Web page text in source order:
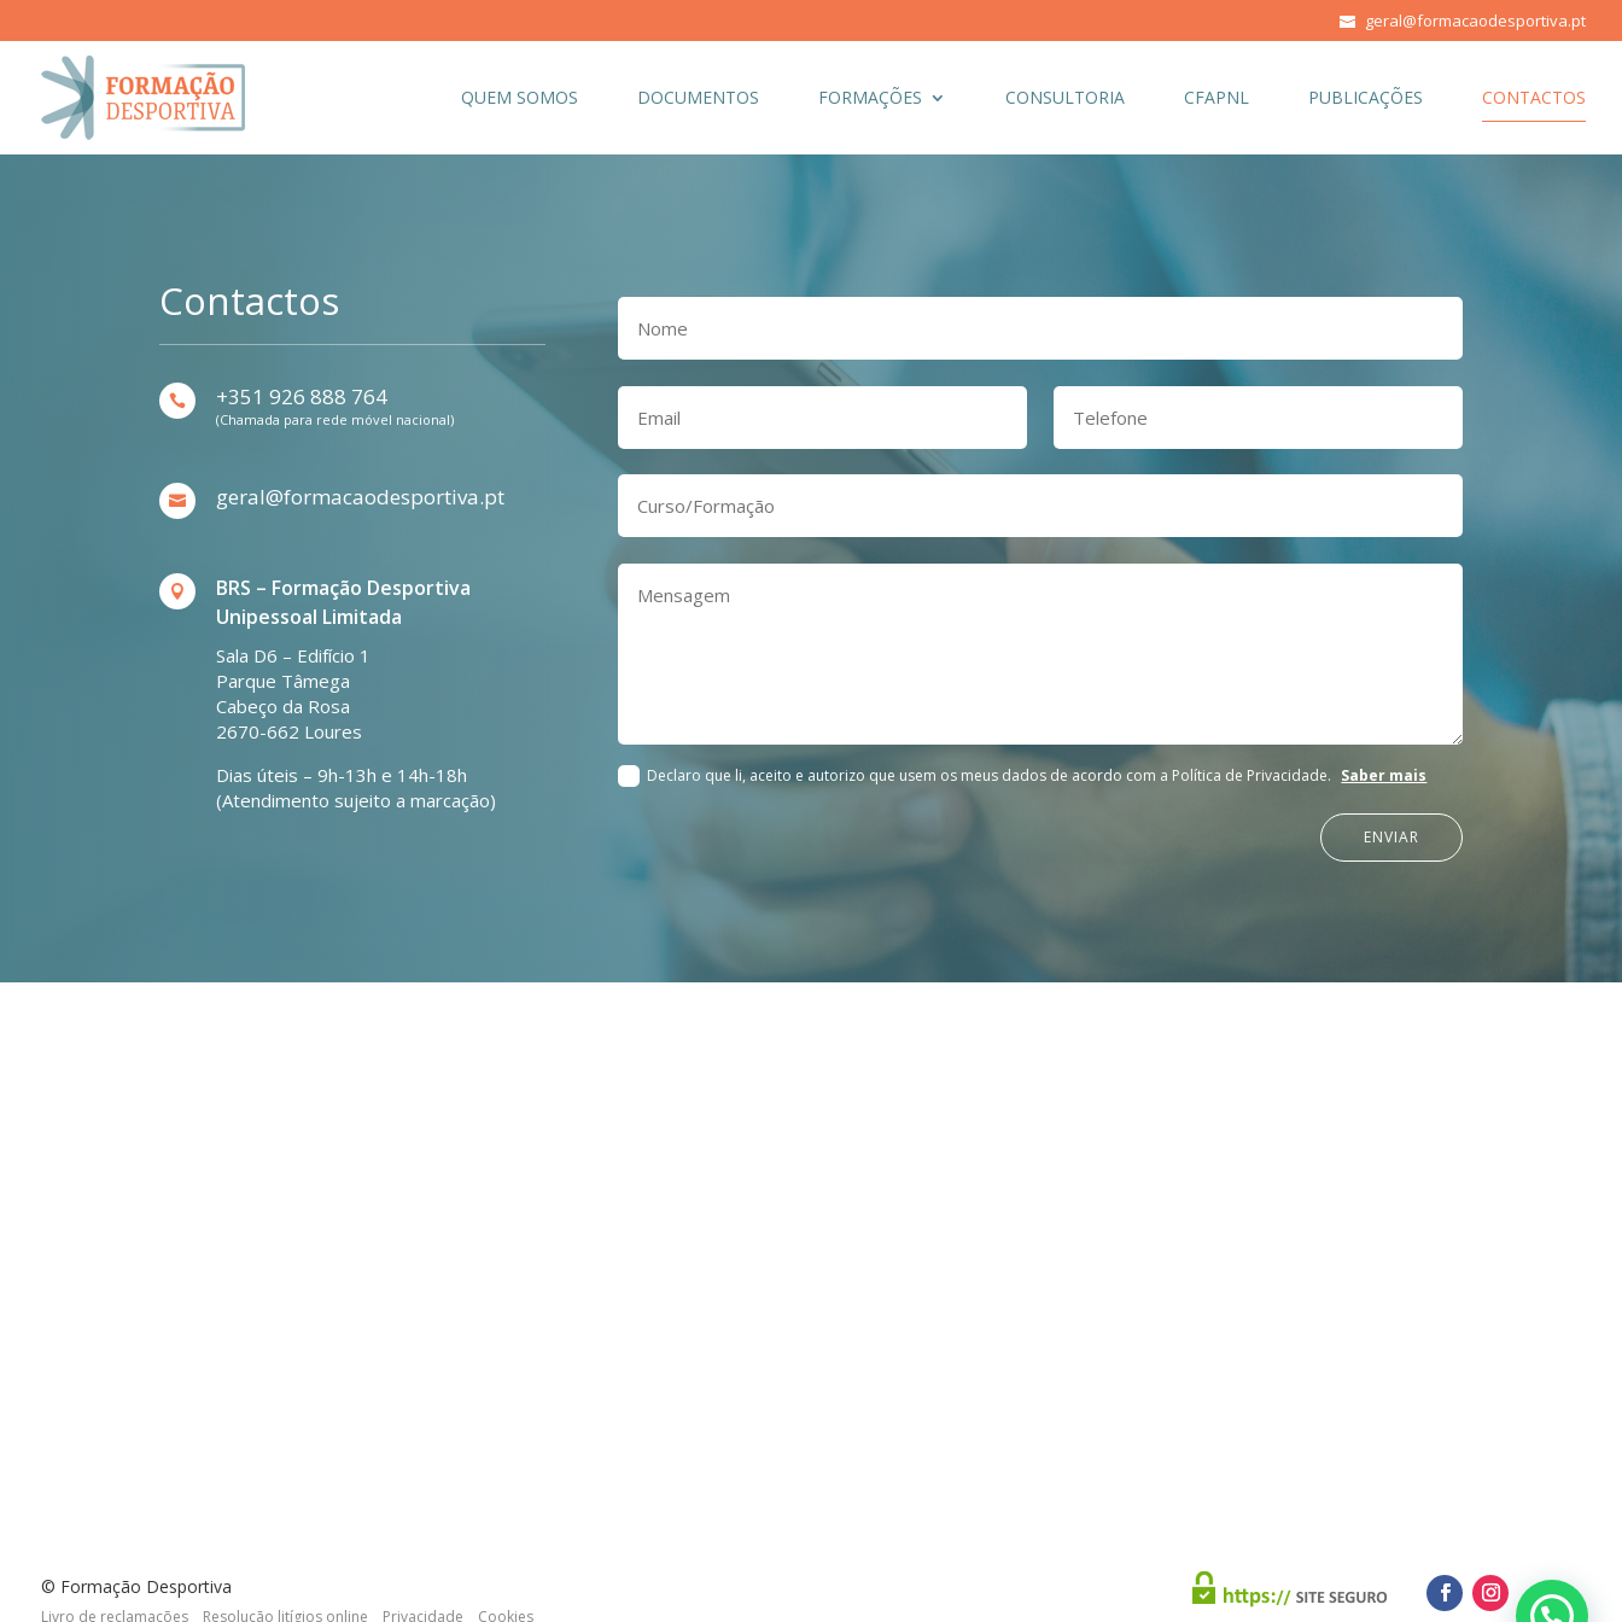
geral@formacaodesportiva.pt
QUEM SOMOS DOCUMENTOS FORMAÇÕES CONSULTORIA CFAPNL PUBLICAÇÕES CONTACTOS
Contactos
 +351 926 888 764
(Chamada para rede móvel nacional)
 geral@formacaodesportiva.pt

BRS – Formação Desportiva
Unipessoal Limitada
Sala D6 – Edifício 1
Parque Tâmega
Cabeço da Rosa
2670-662 Loures
Dias úteis – 9h-13h e 14h-18h
(Atendimento sujeito a marcação)
Declaro que li, aceito e autorizo que usem os meus dados de acordo com a Política de Privacidade. Saber mais
ENVIAR
© Formação Desportiva
Livro de reclamações Resolução litígios online Privacidade Cookies